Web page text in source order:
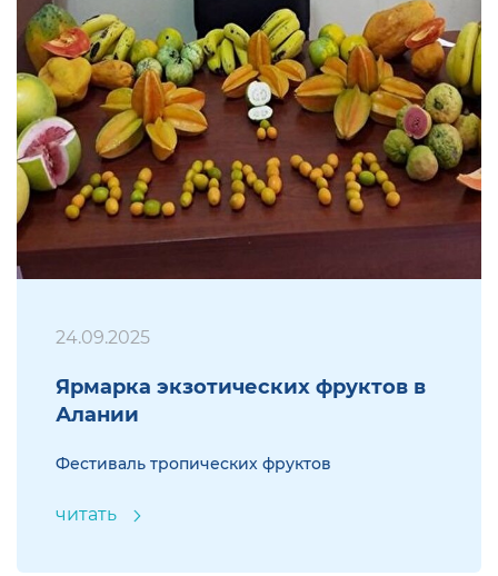
24.09.2025
Ярмарка экзотических фруктов в
Алании
Фестиваль тропических фруктов
читать